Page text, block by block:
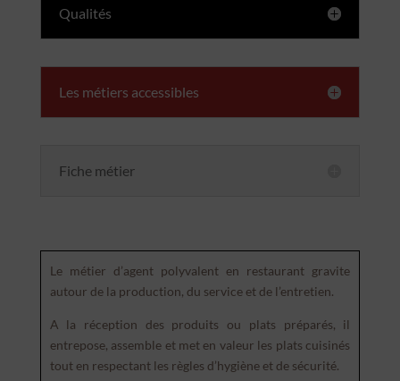
Qualités
Les métiers accessibles
Fiche métier
Le métier d’agent polyvalent en restaurant gravite
autour de la production, du service et de l’entretien.
A la réception des produits ou plats préparés, il
entrepose, assemble et met en valeur les plats cuisinés
tout en respectant les règles d’hygiène et de sécurité.